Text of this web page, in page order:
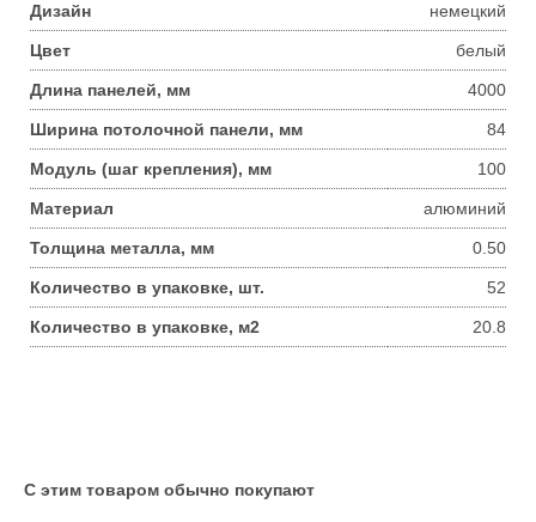
Дизайн немецкий
Цвет белый
Длина панелей, мм 4000
Ширина потолочной панели, мм 84
Модуль (шаг крепления), мм 100
Материал алюминий
Толщина металла, мм 0.50
Количество в упаковке, шт. 52
Количество в упаковке, м2 20.8
С этим товаром обычно покупают